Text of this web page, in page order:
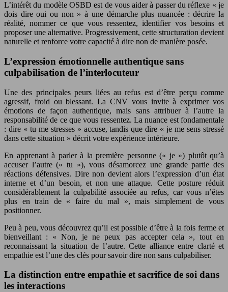
L’intérêt du modèle OSBD est de vous aider à passer du réflexe « je
dois dire oui ou non » à une démarche plus nuancée : décrire la
réalité, nommer ce que vous ressentez, identifier vos besoins et
proposer une alternative. Progressivement, cette structuration devient
naturelle et renforce votre capacité à dire non de manière posée.
L’expression émotionnelle authentique sans
culpabilisation de l’interlocuteur
Une des principales peurs liées au refus est d’être perçu comme
agressif, froid ou blessant. La CNV vous invite à exprimer vos
émotions de façon authentique, mais sans attribuer à l’autre la
responsabilité de ce que vous ressentez. La nuance est fondamentale
: dire « tu me stresses » accuse, tandis que dire « je me sens stressé
dans cette situation » décrit votre expérience intérieure.
En apprenant à parler à la première personne (« je ») plutôt qu’à
accuser l’autre (« tu »), vous désamorcez une grande partie des
réactions défensives. Dire non devient alors l’expression d’un état
interne et d’un besoin, et non une attaque. Cette posture réduit
considérablement la culpabilité associée au refus, car vous n’êtes
plus en train de « faire du mal », mais simplement de vous
positionner.
Peu à peu, vous découvrez qu’il est possible d’être à la fois ferme et
bienveillant : « Non, je ne peux pas accepter cela », tout en
reconnaissant la situation de l’autre. Cette alliance entre clarté et
empathie est l’une des clés pour savoir dire non sans culpabiliser.
La distinction entre empathie et sacrifice de soi dans
les interactions